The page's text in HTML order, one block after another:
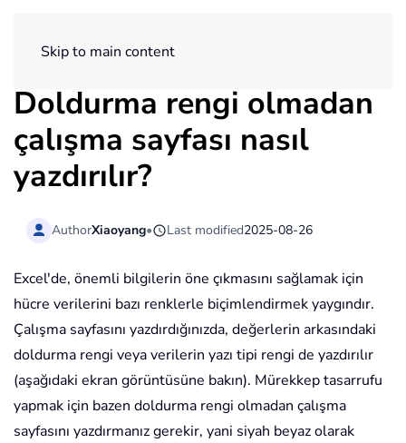
Skip to main content
Doldurma rengi olmadan
çalışma sayfası nasıl
yazdırılır?
AuthorXiaoyang• Last modified2025-08-26
Excel'de, önemli bilgilerin öne çıkmasını sağlamak için
hücre verilerini bazı renklerle biçimlendirmek yaygındır.
Çalışma sayfasını yazdırdığınızda, değerlerin arkasındaki
doldurma rengi veya verilerin yazı tipi rengi de yazdırılır
(aşağıdaki ekran görüntüsüne bakın). Mürekkep tasarrufu
yapmak için bazen doldurma rengi olmadan çalışma
sayfasını yazdırmanız gerekir, yani siyah beyaz olarak